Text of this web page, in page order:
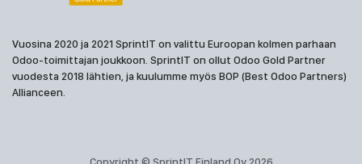
Vuosina 2020 ja 2021 SprintIT on valittu Euroopan kolmen parhaan
Odoo-toimittajan joukkoon. SprintIT on ollut Odoo Gold Partner
vuodesta 2018 lähtien, ja kuulumme myös BOP (Best Odoo Partners)
Allianceen.
Copyright © SprintIT Finland Oy 2026